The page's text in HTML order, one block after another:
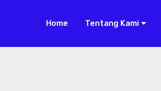
Home Tentang Kami